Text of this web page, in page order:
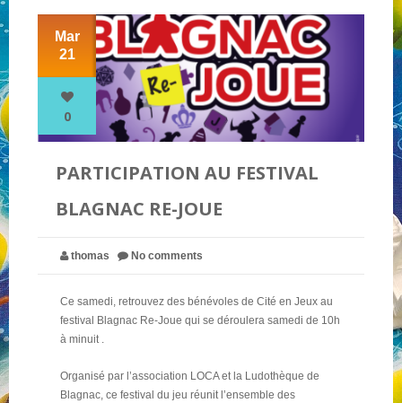
NOS JEUX
NOS PARTENAIRES
QUI SOMMES-NOUS ?
Mar
21
0
PARTICIPATION AU FESTIVAL
BLAGNAC RE-JOUE
thomas No comments
Ce samedi, retrouvez des bénévoles de Cité en Jeux au
festival Blagnac Re-Joue qui se déroulera samedi de 10h
à minuit .
Organisé par l’association LOCA et la Ludothèque de
Blagnac, ce festival du jeu réunit l’ensemble des